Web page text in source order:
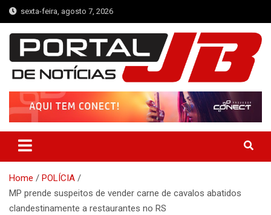
Skip
to
content
sexta-feira, agosto 7, 2026
Portal de Notícias JB
Notícias de Simplício Mendes e Região
Home
POLÍCIA
MP prende suspeitos de vender carne de cavalos abatidos
clandestinamente a restaurantes no RS